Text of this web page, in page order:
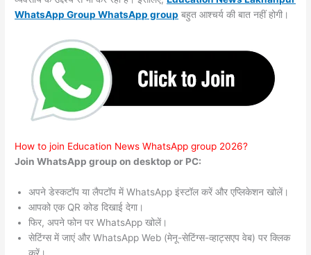
WhatsApp Group WhatsApp group बहुत आश्चर्य की बात नहीं होगी।
How to join Education News WhatsApp group 2026?
Join WhatsApp group on desktop or PC:
अपने डेस्कटॉप या लैपटॉप में WhatsApp इंस्टॉल करें और एप्लिकेशन खोलें।
आपको एक QR कोड दिखाई देगा।
फिर, अपने फोन पर WhatsApp खोलें।
सेटिंग्स में जाएं और WhatsApp Web (मेनू-सेटिंग्स-व्हाट्सएप वेब) पर क्लिक